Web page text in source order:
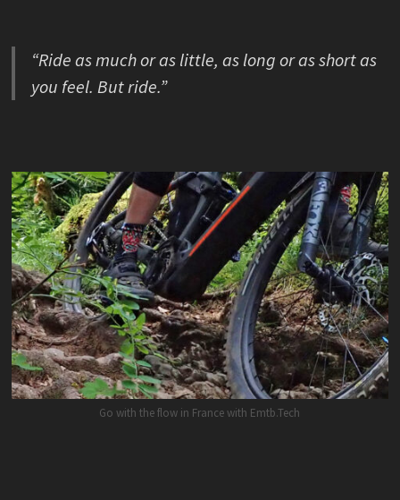
“Ride as much or as little, as long or as short as
you feel. But ride.”
Go with the flow in France with Emtb.Tech